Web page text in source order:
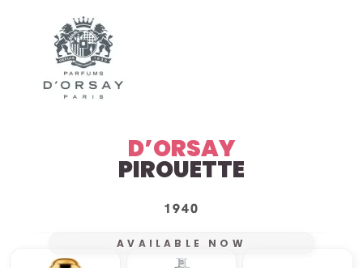
D’ORSAY
PIROUETTE
1940
AVAILABLE NOW